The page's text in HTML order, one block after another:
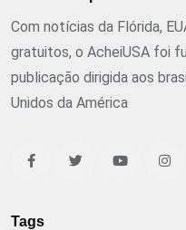
Com notícias da Flórida,
gratuitos, o AcheiUSA foi
publicação dirigida aos
Unidos da América
Tags